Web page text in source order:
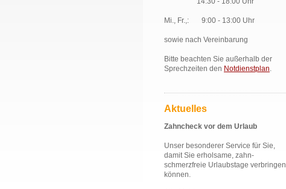
Mi., Fr.,: 9:00 - 13:00 Uhr
sowie nach Vereinbarung
Bitte beachten Sie außerhalb der
Sprechzeiten den Notdienstplan.
Aktuelles
Zahncheck vor dem Urlaub
Unser besonderer Service für Sie,
damit Sie erholsame, zahn-
schmerzfreie Urlaubstage verbringen
können.